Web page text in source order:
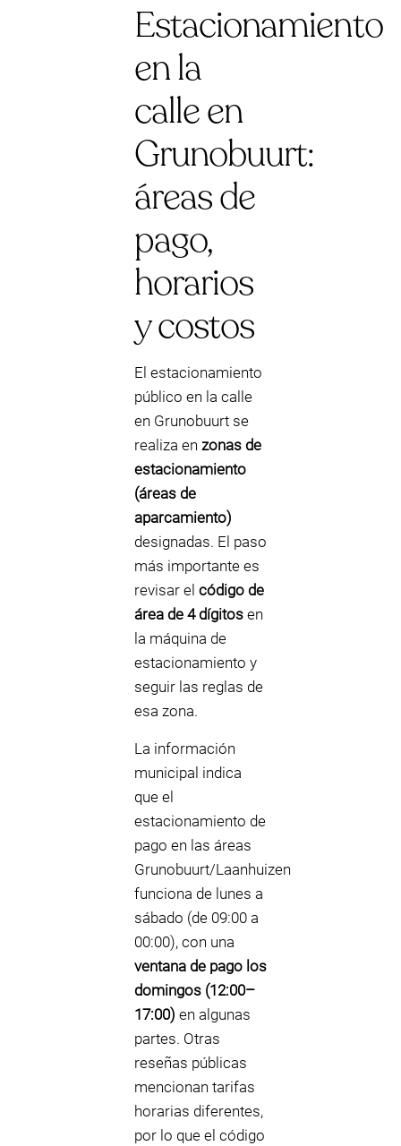
Estacionamiento
en la
calle en
Grunobuurt:
áreas de
pago,
horarios
y costos
El estacionamiento
público en la calle
en Grunobuurt se
realiza en zonas de
estacionamiento
(áreas de
aparcamiento)
designadas. El paso
más importante es
revisar el código de
área de 4 dígitos en
la máquina de
estacionamiento y
seguir las reglas de
esa zona.
La información
municipal indica
que el
estacionamiento de
pago en las áreas
Grunobuurt/Laanhuizen
funciona de lunes a
sábado (de 09:00 a
00:00), con una
ventana de pago los
domingos (12:00–
17:00) en algunas
partes. Otras
reseñas públicas
mencionan tarifas
horarias diferentes,
por lo que el código